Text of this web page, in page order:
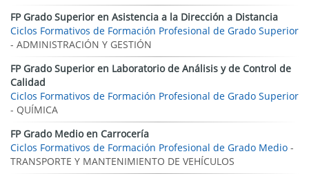
FP Grado Superior en Asistencia a la Dirección a Distancia
Ciclos Formativos de Formación Profesional de Grado Superior
- ADMINISTRACIÓN Y GESTIÓN
FP Grado Superior en Laboratorio de Análisis y de Control de
Calidad
Ciclos Formativos de Formación Profesional de Grado Superior
- QUÍMICA
FP Grado Medio en Carrocería
Ciclos Formativos de Formación Profesional de Grado Medio -
TRANSPORTE Y MANTENIMIENTO DE VEHÍCULOS